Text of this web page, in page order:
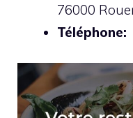
76000
Téléphone: